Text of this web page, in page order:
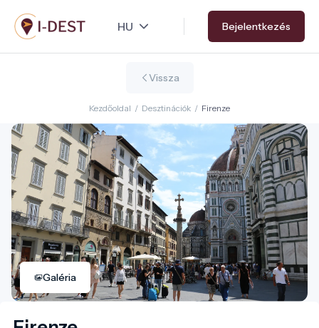
Ugrás
a
tartalomra
Bejelentkezés
Vissza
Kezdőoldal / Desztinációk / Firenze
Galéria